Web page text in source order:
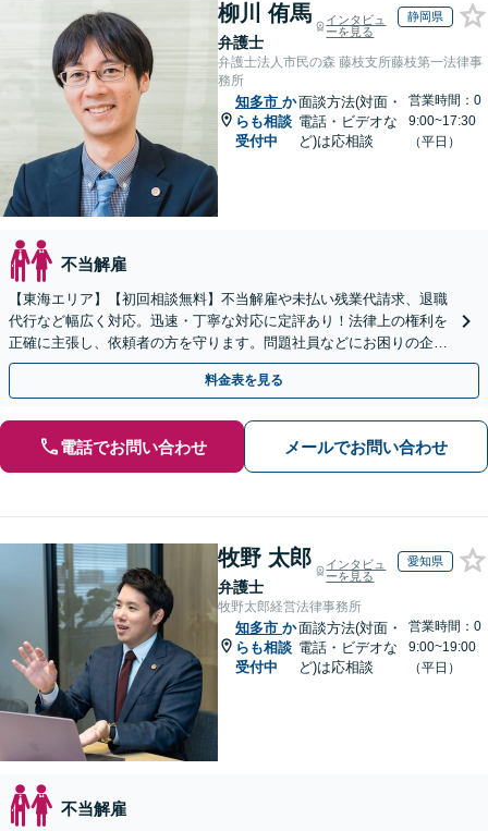
柳川 侑馬
弁護士
インタビュ
ーを見る
静岡県
弁護士法人市民の森 藤枝支所藤枝第一法律事
務所
知多市 か
らも相談
受付中
面談方法(対面・
電話・ビデオな
ど)は応相談
営業時間：0
9:00~17:30
（平日）
不当解雇
【東海エリア】【初回相談無料】不当解雇や未払い残業代請求、退職
代行など幅広く対応。迅速・丁寧な対応に定評あり！法律上の権利を
正確に主張し、依頼者の方を守ります。問題社員などにお困りの企業
さまもぜひご相談ください【電話相談可】【法テラス可】
料金表を見る
電話でお問い合わせ メールでお問い合わせ
牧野 太郎
弁護士
インタビュ
ーを見る
愛知県
牧野太郎経営法律事務所
知多市 か
らも相談
受付中
面談方法(対面・
電話・ビデオな
ど)は応相談
営業時間：0
9:00~19:00
（平日）
不当解雇